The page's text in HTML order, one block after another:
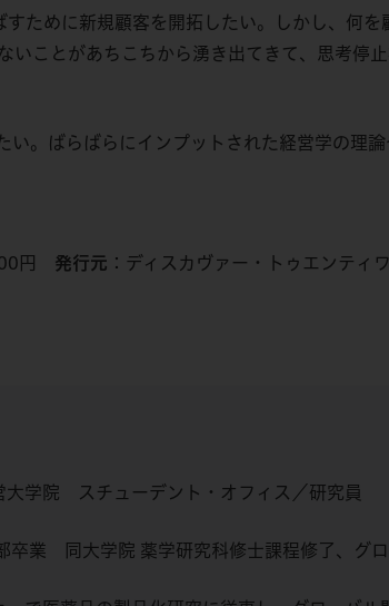
ために新規顧客を開拓したい。しかし、何
ことがあちこちから湧き出てきて、思考停
い。ばらばらにインプットされた経営学の理
円 発行元 ：ディスカヴァー・トゥエンティ
大学院 スチューデント・オフィス／研究員
卒業 同大学院 薬学研究科修士課程修了、グ